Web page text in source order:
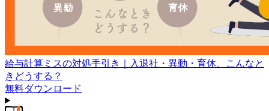
給与計算ミスの対処手引き｜入退社・異動・育休、こんなと
きどうする？
無料ダウンロード